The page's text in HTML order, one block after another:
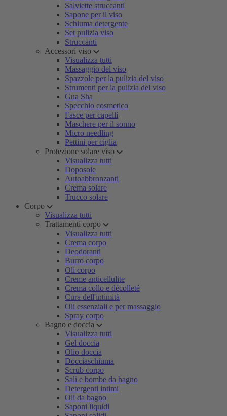
Salviette struccanti
Sapone per il viso
Schiuma detergente
Set pulizia viso
Struccanti
Accessori viso
Visualizza tutti
Massaggio del viso
Spazzole per la pulizia del viso
Strumenti per la pulizia del viso
Gua Sha
Specchio cosmetico
Fasce per capelli
Maschere per il sonno
Micro needling
Pettini per ciglia
Protezione solare viso
Visualizza tutti
Doposole
Autoabbronzanti
Crema solare
Trucco solare
Corpo
Visualizza tutti
Trattamenti corpo
Visualizza tutti
Crema corpo
Deodoranti
Burro corpo
Oli corpo
Creme anticellulite
Crema collo e décolleté
Cura dell'intimità
Oli essenziali e per massaggio
Spray corpo
Bagno e doccia
Visualizza tutti
Gel doccia
Olio doccia
Docciaschiuma
Scrub corpo
Sali e bombe da bagno
Detergenti intimi
Oli da bagno
Saponi liquidi